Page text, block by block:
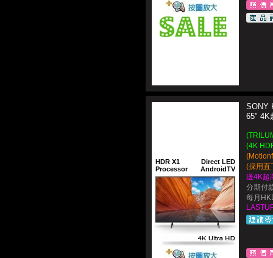
HDR X1
Processor
Direct LED
AndroidTV
SONY
65" 4K
(4K
(採用直
送4K超
分期付
每月